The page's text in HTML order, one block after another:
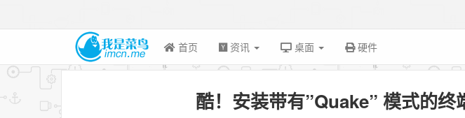
首页 资讯 桌面 硬件
酷！安装带有”Quake” 模式的终